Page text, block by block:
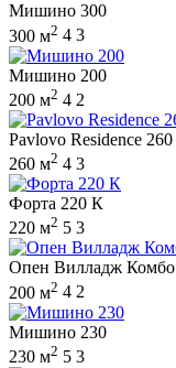
Мишино 300
300 м2 4 3
Мишино 200
200 м2 4 2
Pavlovo Residence 260
260 м2 4 3
Форта 220 К
220 м2 5 3
Опен Вилладж Комбо
200 м2 4 2
Мишино 230
230 м2 5 3